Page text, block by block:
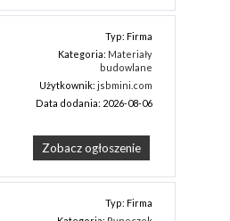
Typ: Firma
Kategoria: Materiały
budowlane
Użytkownik:jsbmini.com
Data dodania: 2026-08-06
Zobacz ogłoszenie
Typ: Firma